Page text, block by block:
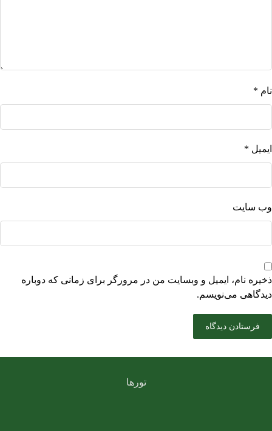
نام *
ایمیل *
وب‌ سایت
ذخیره نام، ایمیل و وبسایت من در مرورگر برای زمانی که دوباره
دیدگاهی می‌نویسم.
تورها